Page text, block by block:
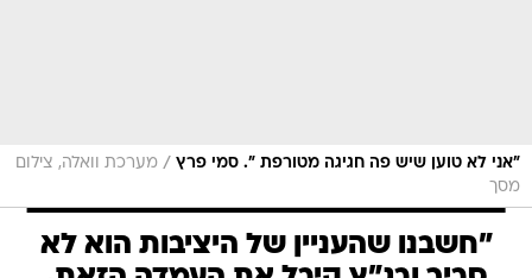
"אני לא טוען שיש פה חגיגה מטורפת ". סמי פרץ / מערכת וואלה, צילום
מסך
"חשבנו שהעניין של היציבות הוא לא